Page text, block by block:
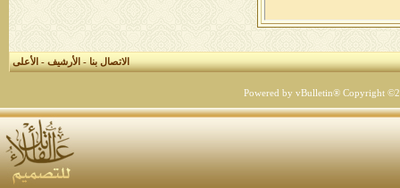
الاتصال بنا-الأرشيف-الأعلى
Powered by vBulletin® Copyright